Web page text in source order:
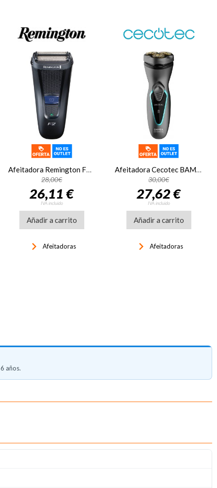
Afeitadora Remington F2002 STYLE SERIES F2
28,00€
26,11 €
IVA incluido
Añadir a carrito
keyboard_arrow_right Afeitadoras
Afeitadora Cecotec BAMBA 04199
30,00€
27,62 €
IVA incluido
Añadir a carrito
keyboard_arrow_right Afeitadoras
años.